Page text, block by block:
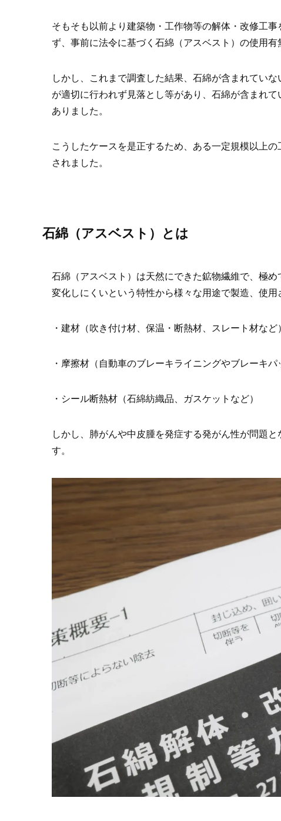
そもそも以前より建築物・工作物等の解体・改修工
ず、事前に法令に基づく石綿（アスベスト）の使用有
しかし、これまで調査した結果、石綿が含まれてい
が適切に行われず見落とし等があり、石綿が含まれ
ありました。
こうしたケースを是正するため、ある一定規模以上
されました。
石綿（アスベスト）とは
石綿（アスベスト）は天然にできた鉱物繊維で、極
変化しにくいという特性から様々な用途で製造、使用
・建材（吹き付け材、保温・断熱材、スレート材など
・摩擦材（自動車のブレーキライニングやブレーキパ
・シール断熱材（石綿紡織品、ガスケットなど）
しかし、肺がんや中皮腫を発症する発がん性が問題
す。